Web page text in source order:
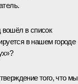
в список
в нашем городе
того, что мы